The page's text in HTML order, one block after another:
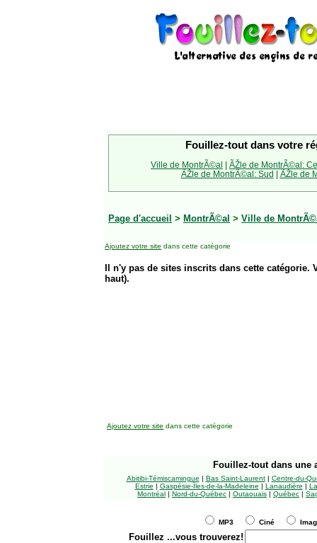
Fouillez-tout dans votre
Ville de MontrÃ©al | ÃŽle de MontrÃ©al:
ÃŽle de MontrÃ©al: Sud | ÃŽle de
Page d'accueil > MontrÃ©al > Ville de
Ajoutez votre site dans cette catégorie
Il n'y pas de sites inscrits dans cette
haut).
Ajoutez votre site dans cette catégorie
Fouillez-tout dans une
Abitibi-Témiscamingue | Bas Saint-Laurent| Centre-du-
Estrie | Gaspésie-Îles-de-la-Madeleine | Lanaudière |
Montréal | Nord-du-Québec | Outaouais | Québec |
MP3 Ciné
Fouillez ...vous trouverez!